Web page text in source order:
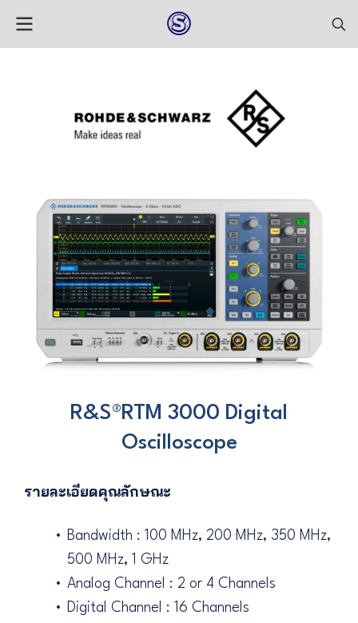
R&S®RTM 3000 Digital
Oscilloscope
รายละเอียดคุณลักษณะ
Bandwidth : 100 MHz, 200 MHz, 350 MHz,
500 MHz, 1 GHz
Analog Channel : 2 or 4 Channels
Digital Channel : 16 Channels